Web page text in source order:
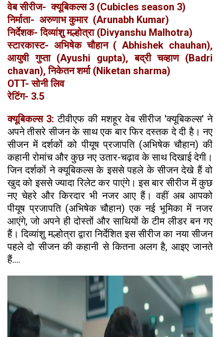
वेब सीरीज- क्यूबिकल्स 3 (Cubicles season 3)
निर्माता- अरुणाभ कुमार (Arunabh Kumar)
निर्देशक- दिव्यांशु मल्होत्रा (Divyanshu Malhotra)
स्टारकास्ट- अभिषेक चौहान ( Abhishek chauhan),
आयुषी गुप्ता (Ayushi gupta), बद्री चव्हाण (Badri
chavan), निकेतन शर्मा (Niketan sharma)
OTT- सोनी लिव
रेटिंग- 3.5
क्यूबिकल्स 3: टीवीएफ की मशहूर वेब सीरीज 'क्यूबिकल्स' ने
अपने तीसरे सीजन के साथ एक बार फिर दस्तक दे दी है। नए
सीजन में दर्शकों को पीयूष प्रजापति (अभिषेक चौहान) की
कहानी रोमांच और कुछ नए उतार-चढ़ाव के साथ दिखाई देगी।
जिन दर्शकों ने क्यूबिकल्स के इससे पहले के सीजन देखे हैं वो
खुद को इससे ज्यादा रिलेट कर पाएंगे। इस बार सीरीज में कुछ
नए चेहरे और किरदार भी नजर आए हैं। वहीं अब आपको
पीयूष प्रजापति (अभिषेक चौहान) एक नई भूमिका में नजर
आएंगे, जो अपने ही दोस्तों और साथियों के टीम लीडर बन गए
हैं। दिव्यांशु मल्होत्रा द्वारा निर्देशित इस सीरीज का नया सीजन
पहले दो सीजन की कहानी से कितना अलग है, आइए जानते
हैं....